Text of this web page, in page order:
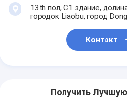
13th пол, C1 здание,
городок Liaobu, город
Контакт
Получить